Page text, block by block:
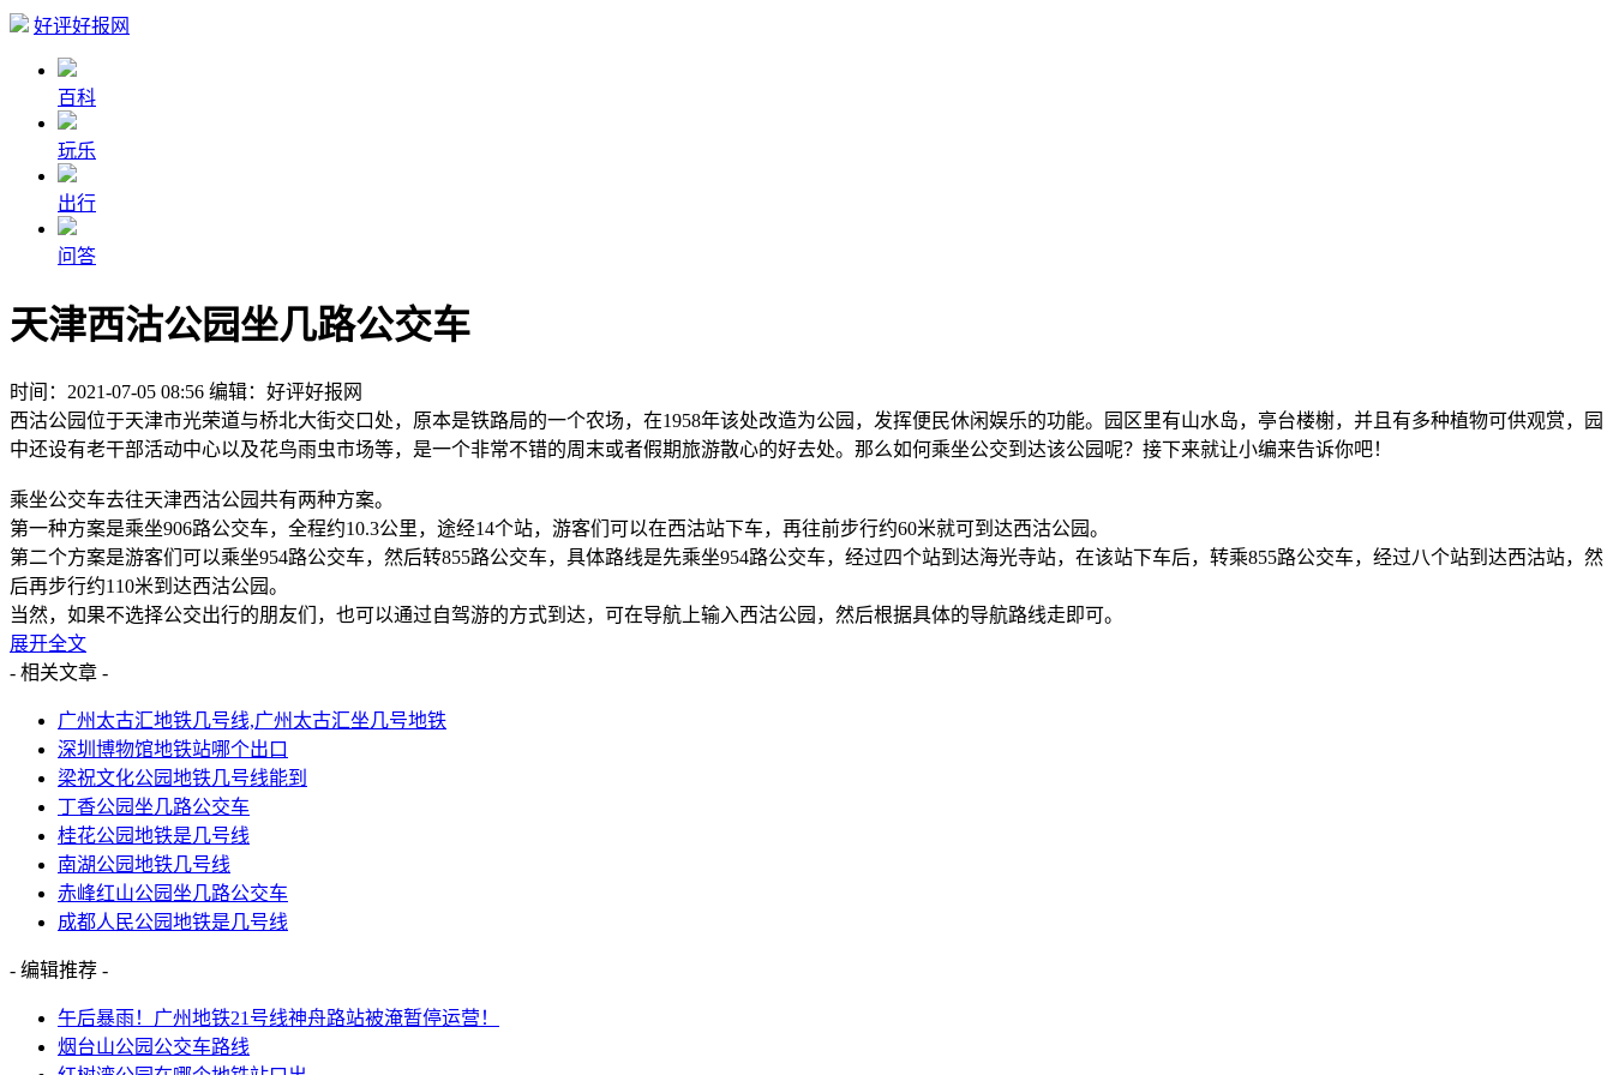
好评好报网
百科
玩乐
出行
问答
天津西沽公园坐几路公交车
时间：2021-07-05 08:56 编辑：好评好报网
西沽公园位于天津市光荣道与桥北大街交口处，原本是铁路局的一个农场，在1958年该处改造为公园，发挥便民休闲娱乐的功能。园区里有山水岛，亭台楼榭，并且有多种植物可供观赏，园
中还设有老干部活动中心以及花鸟雨虫市场等，是一个非常不错的周末或者假期旅游散心的好去处。那么如何乘坐公交到达该公园呢？接下来就让小编来告诉你吧！
乘坐公交车去往天津西沽公园共有两种方案。
第一种方案是乘坐906路公交车，全程约10.3公里，途经14个站，游客们可以在西沽站下车，再往前步行约60米就可到达西沽公园。
第二个方案是游客们可以乘坐954路公交车，然后转855路公交车，具体路线是先乘坐954路公交车，经过四个站到达海光寺站，在该站下车后，转乘855路公交车，经过八个站到达西沽站，然
后再步行约110米到达西沽公园。
当然，如果不选择公交出行的朋友们，也可以通过自驾游的方式到达，可在导航上输入西沽公园，然后根据具体的导航路线走即可。
展开全文
- 相关文章 -
广州太古汇地铁几号线,广州太古汇坐几号地铁
深圳博物馆地铁站哪个出口
梁祝文化公园地铁几号线能到
丁香公园坐几路公交车
桂花公园地铁是几号线
南湖公园地铁几号线
赤峰红山公园坐几路公交车
成都人民公园地铁是几号线
- 编辑推荐 -
午后暴雨！广州地铁21号线神舟路站被淹暂停运营！
烟台山公园公交车路线